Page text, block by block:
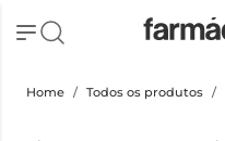
Home Todos os produtos